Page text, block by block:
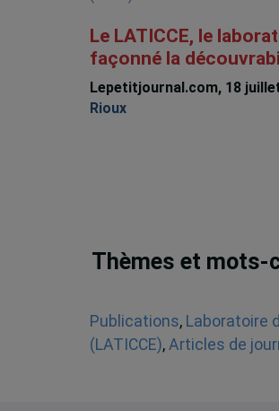
Le LATICCE, le
façonné la
Lepetitjournal.com, 18
Rioux
Thèmes et mots-
Publications, Laboratoire
(LATICCE), Articles de